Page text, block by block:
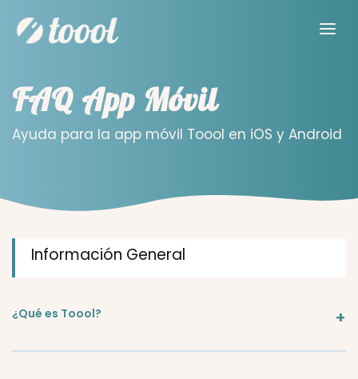
FAQ App Móvil
Ayuda para la app móvil Toool en iOS y Android
Información General
¿Qué es Toool?